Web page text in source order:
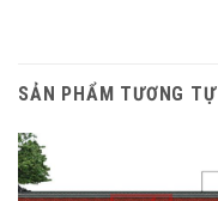
SẢN PHẨM TƯƠNG TỰ